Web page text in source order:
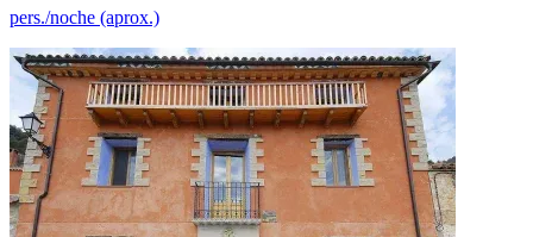
pers./noche (aprox.)